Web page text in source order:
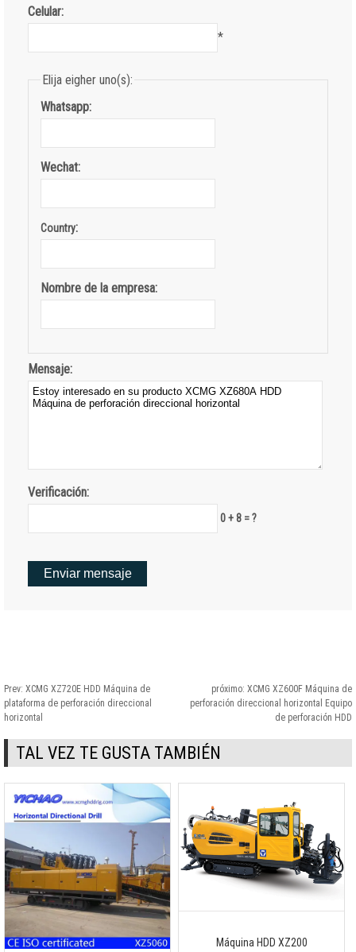
Celular:
*
Elija eigher uno(s):
Whatsapp:
Wechat:
Country:
Nombre de la empresa:
Mensaje:
Verificación:
0 + 8 = ?
Prev: XCMG XZ720E HDD Máquina de
plataforma de perforación direccional
horizontal
próximo: XCMG XZ600F Máquina de
perforación direccional horizontal Equipo
de perforación HDD
TAL VEZ TE GUSTA TAMBIÉN
Máquina HDD XZ200